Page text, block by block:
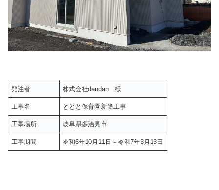
発注者 株式会社dandan 様
工事名 ととと保育園新築工事
工事場所 岐阜県多治見市
工事期間 令和6年10月11日～令和7年3月13日